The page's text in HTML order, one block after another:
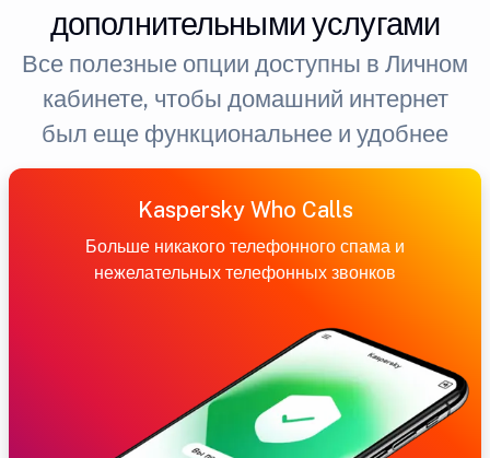
дополнительными услугами
Все полезные опции доступны в Личном
кабинете, чтобы домашний интернет
был еще функциональнее и удобнее
Kaspersky Who Calls
Больше никакого телефонного спама и
нежелательных телефонных звонков